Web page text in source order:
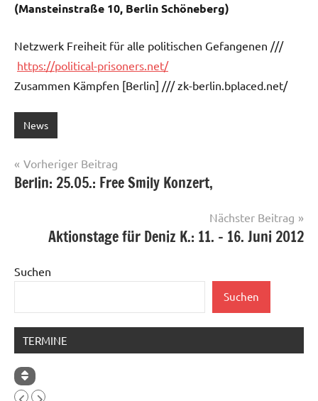
(Mansteinstraße 10, Berlin Schöneberg)
Netzwerk Freiheit für alle politischen Gefangenen ///
https://political-prisoners.net/
Zusammen Kämpfen [Berlin] /// zk-berlin.bplaced.net/
News
Beitragsnavigation
Vorheriger Beitrag
Berlin: 25.05.: Free Smily Konzert,
Nächster Beitrag
Aktionstage für Deniz K.: 11. – 16. Juni 2012
Suchen
Suchen
TERMINE